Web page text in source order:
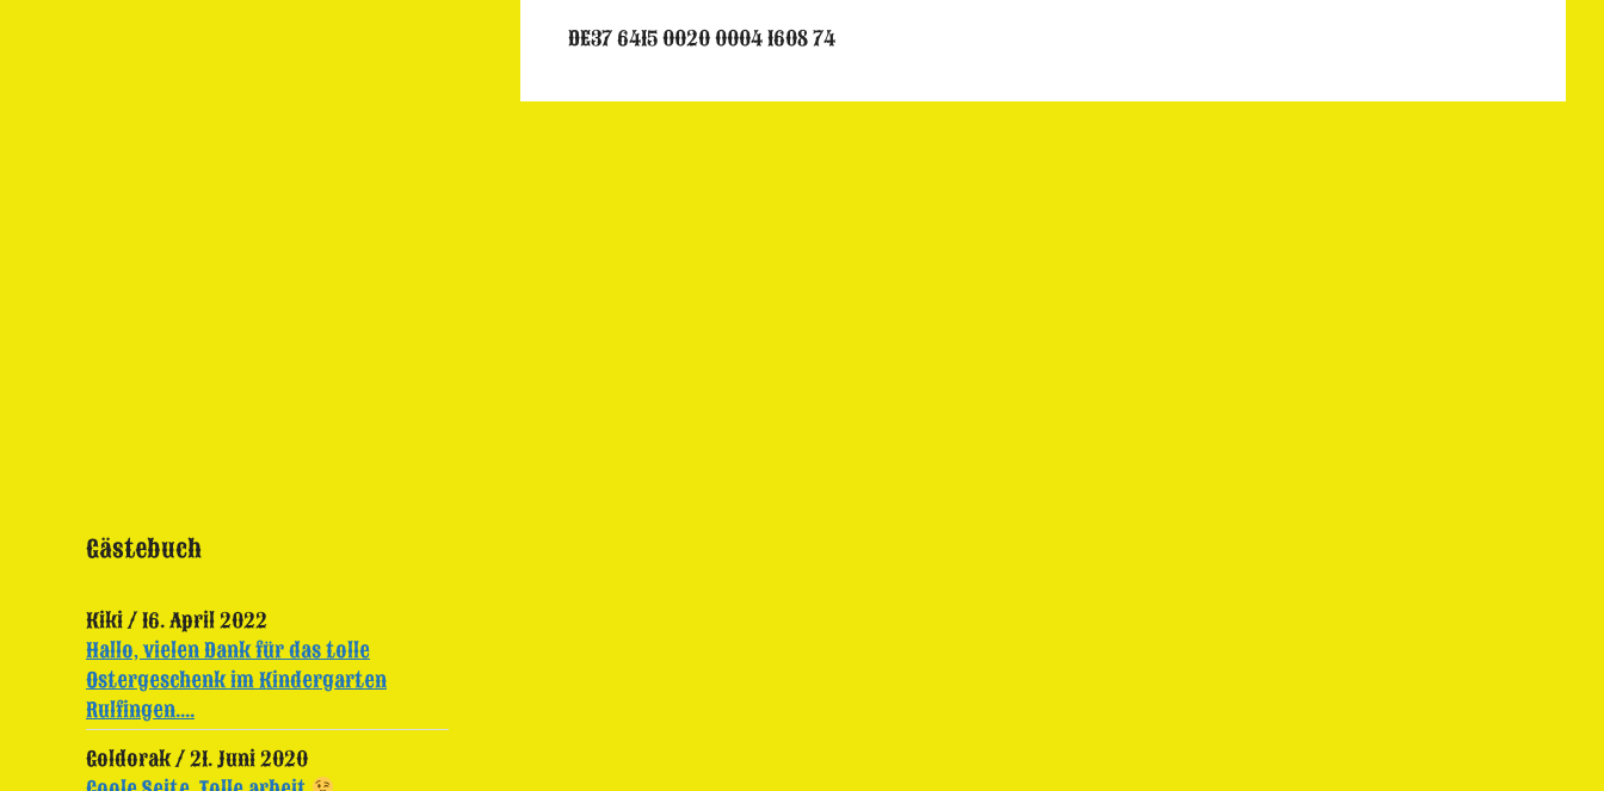
DE37 6415 0020 0004 1608 74
Gästebuch
Kiki/16. April 2022
Hallo, vielen Dank für das tolle
Ostergeschenk im Kindergarten
Rulfingen....
Goldorak/21. Juni 2020